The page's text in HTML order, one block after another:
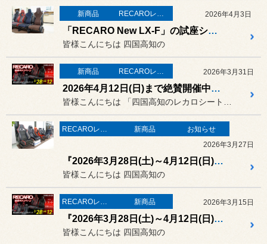
新商品 2026年4月3日
「RECARO New LX-F」の試座シートがついに入荷！“ラクだけど窮屈じゃない”次世代のコンフォートシートをぜひご体感下さい！
皆様こんにちは 四国高知の
新商品 2026年3月31日
2026年4月12日(日)まで絶賛開催中！『RECARO体感キャンペーン 2026 』の展示シートを詳しく紹介します！
新商品
お知らせ
2026年3月27日
『2026年3月28日(土)～4月12日(日) RECARO体感キャンペーン 2026 』いよいよ明日からスタートです！
皆様こんにちは 四国高知の
新商品 2026年3月15日
『2026年3月28日(土)～4月12日(日) RECARO体感キャンペーン 2026 』期間中の展示シートが決定しました！
皆様こんにちは 四国高知の